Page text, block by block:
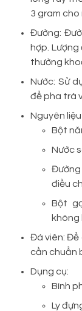
3 gram
Đường:
hợp.
thường
Nước: Sử
để pha trà
Nguyên
Bột
Nước
Đường
điều
Bột
không
Đá viên: Để
cần chuẩn
Dụng cụ:
Bình
Ly